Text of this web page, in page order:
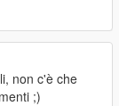
non c'è che
;)